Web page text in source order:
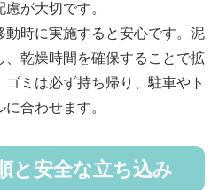
が大切です。
時に実施すると安心です。泥
乾燥時間を確保することで拡
ミは必ず持ち帰り、駐車やト
合わせます。
と安全な立ち込み